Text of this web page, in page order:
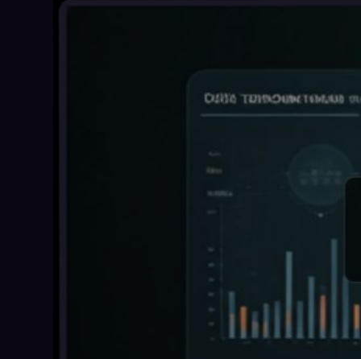
Miles de aplicaciones en
única herramienta
docente. Una única herramienta que te permite
compartir objetos y entornos de aprendizaje
tridimensionales con tus alumnos usando contenido
propio o utilizando el material ya disponible en la
plataforma. Clon Digital abre un sinfín de
aplicaciones que el docente puede explorar